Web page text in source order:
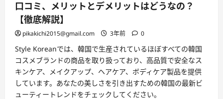
高
ー
タ
ー
機
能
付
き
の
口コミ、メリットとデメリットはどうなの？
【徹底解説】
pikakichi2015@gmail.com 3年前 0
Style Koreanでは、韓国で生産されているほぼすべての韓国
コスメブランドの商品を取り扱っており、高品質で安全なス
キンケア、メイクアップ、ヘアケア、ボディケア製品を提供
しています。あなたの美しさを引き出すための韓国の最新ビ
ューティートレンドをチェックしてください。